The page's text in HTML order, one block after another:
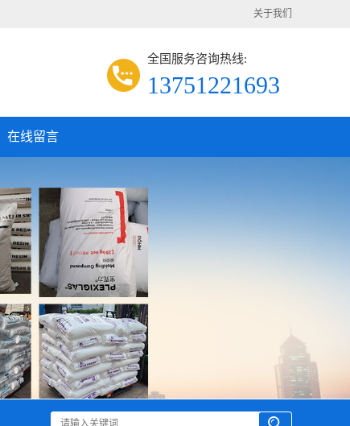
关于我们
全国服务咨询热线:
13751221693
在线留言